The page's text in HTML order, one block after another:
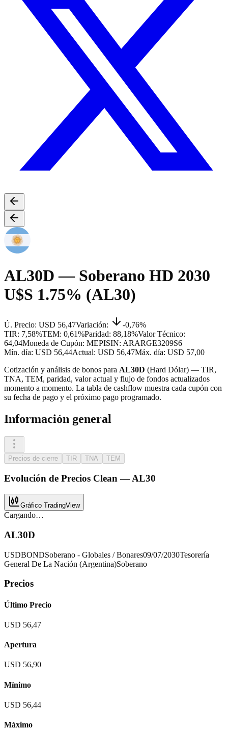
AL30D — Soberano HD 2030
U$S 1.75% (AL30)
Ú. Precio: USD 56,47Variación:
-0,76%
TIR: 7,58%TEM: 0,61%Paridad: 88,18%Valor Técnico:
64,04Moneda de Cupón: MEPISIN: ARARGE3209S6
Mín. día: USD 56,44Actual: USD 56,47Máx. día: USD 57,00
Cotización y análisis de bonos para AL30D (Hard Dólar) — TIR,
TNA, TEM, paridad, valor actual y flujo de fondos actualizados
momento a momento. La tabla de cashflow muestra cada cupón con
su fecha de pago y el próximo pago programado.
Información general
Precios de cierre TIR TNA TEM
Evolución de Precios Clean—AL30
Gráfico TradingView
Cargando…
AL30D
USDBONDSoberano - Globales / Bonares09/07/2030Tesorería
General De La Nación (Argentina)Soberano
Precios
Último Precio
USD 56,47
Apertura
USD 56,90
Mínimo
USD 56,44
Máximo